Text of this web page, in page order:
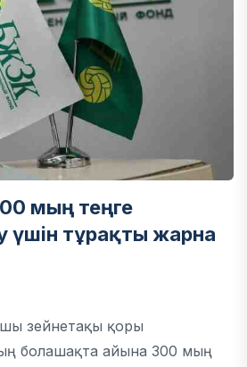
мың теңге
үшін тұрақты жарна
зейнетақы қоры
болашақта айына 300 мың